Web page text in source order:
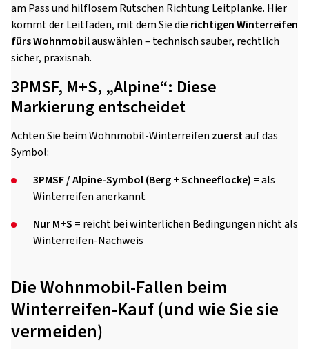
am Pass und hilflosem Rutschen Richtung Leitplanke. Hier
kommt der Leitfaden, mit dem Sie die richtigen Winterreifen
fürs Wohnmobilauswählen – technisch sauber, rechtlich
sicher, praxisnah.
3PMSF, M+S, „Alpine“: Diese
Markierung entscheidet
Achten Sie beim Wohnmobil-Winterreifen zuerstauf das
Symbol:
3PMSF / Alpine-Symbol (Berg + Schneeflocke) = als
Winterreifen anerkannt
Nur M+S = reicht bei winterlichen Bedingungen nicht als
Winterreifen-Nachweis
Die Wohnmobil-Fallen beim
Winterreifen-Kauf (und wie Sie sie
vermeiden)